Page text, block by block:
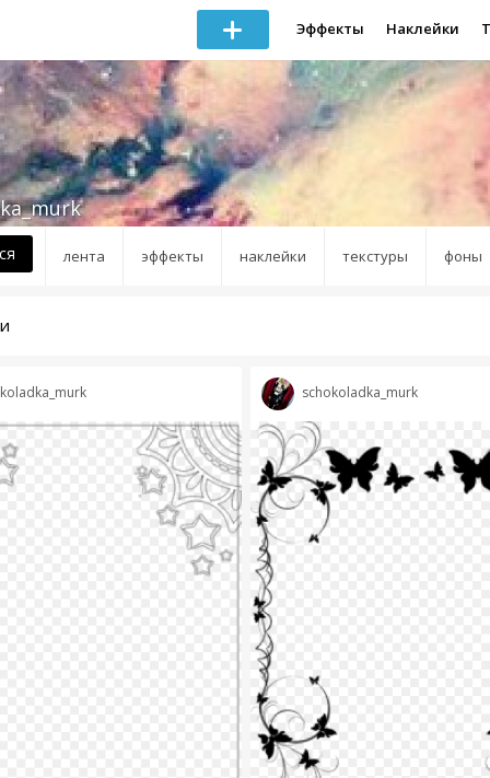
Эффекты Наклейки
лента эффекты наклейки текстуры фоны
schokoladka_murk